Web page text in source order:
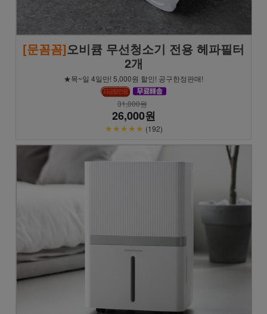
[문꼼꼼]오비큠 무선청소기 전용 헤파필터
2개
★목~일 4일만! 5,000원 할인! 공구한정판매!
31,000원
26,000원
★★★★★ (192)